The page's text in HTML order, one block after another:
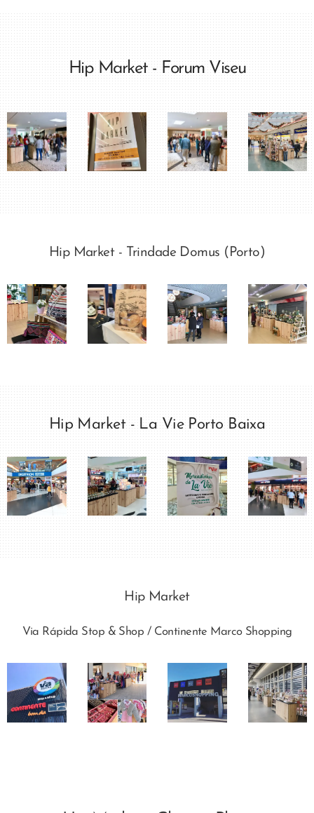
Hip Market - Forum Viseu
Hip Market - Trindade Domus (Porto)
Hip Market - La Vie Porto Baixa
Hip Market
Via Rápida Stop & Shop / Continente Marco Shopping